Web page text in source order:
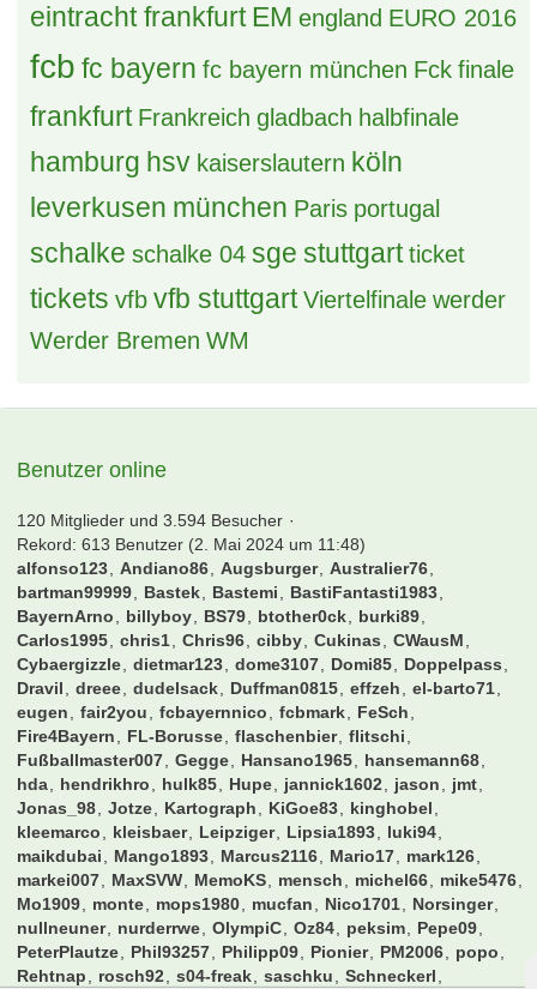
eintracht frankfurt EM england EURO 2016
fcb fc bayern fc bayern münchen Fck finale
frankfurt Frankreich gladbach halbfinale
hamburg hsv kaiserslautern köln
leverkusen münchen Paris portugal
schalke schalke 04 sge stuttgart ticket
tickets vfb vfb stuttgart Viertelfinale werder
Werder Bremen WM
Benutzer online
120 Mitglieder und 3.594 Besucher
Rekord: 613 Benutzer (2. Mai 2024 um 11:48)
alfonso123
Andiano86 Augsburger
Australier76
bartman99999
Bastek Bastemi
BastiFantasti1983
BayernArno
billyboy BS79 btother0ck
burki89
Carlos1995
chris1 Chris96 cibby Cukinas
CWausM
Cybaergizzle
dietmar123 dome3107 Domi85
Doppelpass
Dravil
dreee dudelsack Duffman0815 effzeh
el-barto71
eugen
fair2you fcbayernnico fcbmark
FeSch
Fire4Bayern
FL-Borusse flaschenbier
flitschi
Fußballmaster007
Gegge Hansano1965
hansemann68
hda
hendrikhro hulk85 Hupe jannick1602 jason
jmt
Jonas_98
Jotze Kartograph KiGoe83
kinghobel
kleemarco
kleisbaer Leipziger Lipsia1893
luki94
maikdubai
Mango1893 Marcus2116 Mario17
mark126
markei007
MaxSVW MemoKS mensch michel66
mike5476
Mo1909
monte mops1980 mucfan Nico1701
Norsinger
nullneuner
nurderrwe OlympiC Oz84 peksim
Pepe09
PeterPlautze
Phil93257 Philipp09 Pionier PM2006
popo
Rehtnap
rosch92 s04-freak saschku Schneckerl